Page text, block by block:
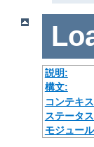
説明:
構文:
コンテキ
ステータ
モジュー